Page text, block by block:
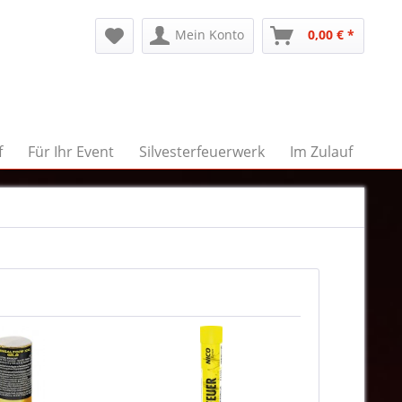
Mein Konto 0,00 € *
Für Ihr Event Silvesterfeuerwerk Im Zulauf